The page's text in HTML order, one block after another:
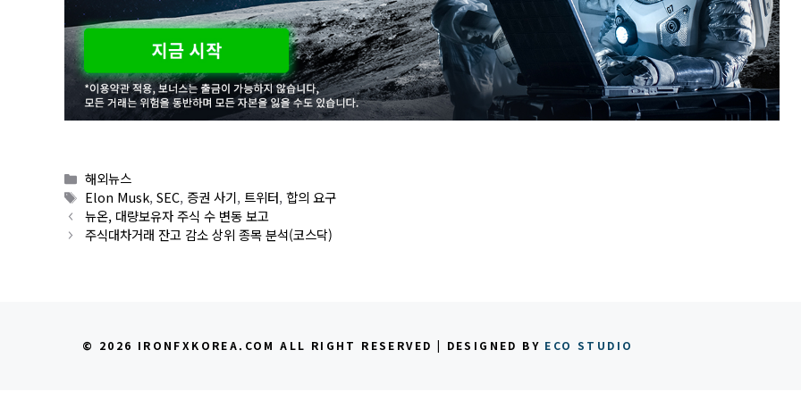
Categories
해외뉴스
Tags
Elon Musk,SEC, 증권 사기, 트위터,합의 요구
뉴온, 대량보유자 주식 수 변동 보고
주식대차거래 잔고 감소 상위 종목 분석(코스닥)
© 2026 IRONFXKOREA.COM ALL RIGHT RESERVED | DESIGNED BY ECO STUDIO